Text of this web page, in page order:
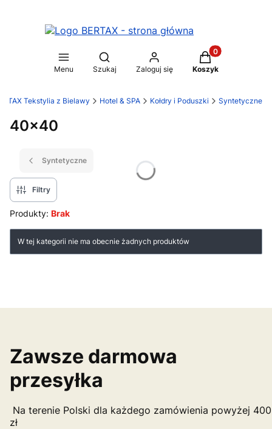
Menu
Otwórz wyszukiwarkę
Szukaj Zaloguj się
Produkty w
Koszyk
Tekstylia z Bielawy Hotel & SPA Kołdry i Poduszki Syntetyczne
40x40
Syntetyczne
Filtry
Produkty: Brak
Lista produktów
W tej kategorii nie ma obecnie żadnych produktów
Zawsze darmowa
przesyłka
Na terenie Polski dla każdego zamówienia powyżej 400
zł